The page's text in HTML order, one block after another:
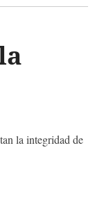
la integridad de